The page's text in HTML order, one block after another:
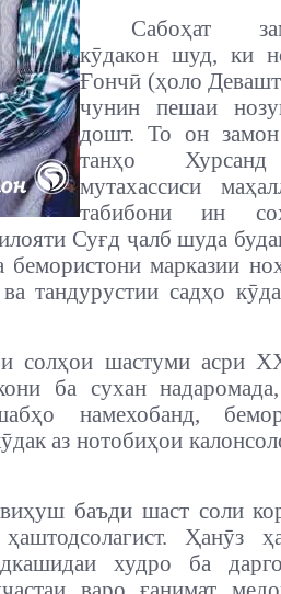
Сабоҳат
кӯдакон шуд, ки
Ғончӣ (ҳоло
чунин пешаи
дошт. То он
танҳо Хурсанд
мутахассиси
табибони ин
Суғд ҷалб шуда
марказии
тандурустии садҳо
солҳои шастуми асри
ба сухан
намехобанд,
аз нотобиҳои
баъди шаст соли
Ҳанӯз
худро ба